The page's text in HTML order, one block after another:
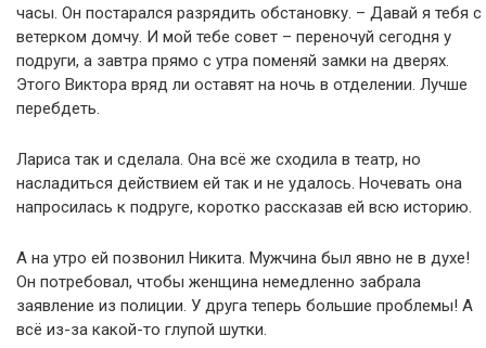
часы. Он постарался разрядить обстановку. – Давай я тебя с
ветерком домчу. И мой тебе совет – переночуй сегодня у
подруги, а завтра прямо с утра поменяй замки на дверях.
Этого Виктора вряд ли оставят на ночь в отделении. Лучше
перебдеть.
Лариса так и сделала. Она всё же сходила в театр, но
насладиться действием ей так и не удалось. Ночевать она
напросилась к подруге, коротко рассказав ей всю историю.
А на утро ей позвонил Никита. Мужчина был явно не в духе!
Он потребовал, чтобы женщина немедленно забрала
заявление из полиции. У друга теперь большие проблемы! А
всё из-за какой-то глупой шутки.